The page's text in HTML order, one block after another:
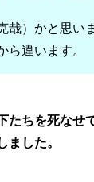
哉）かと思い
ら違います。
たちを死なせ
ました。